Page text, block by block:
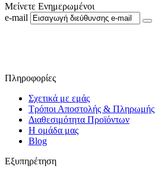
Μείνετε Ενημερωμένοι
e-mail
Πληροφορίες
Σχετικά με εμάς
Τρόποι Αποστολής & Πληρωμής
Διαθεσιμότητα Προϊόντων
Η ομάδα μας
Blog
Εξυπηρέτηση